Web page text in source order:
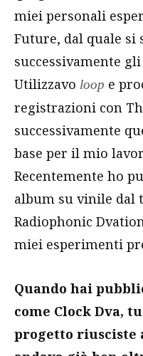
miei personali
Future, dal quale si
successivamente gli
Utilizzavo loop e
registrazioni con
successivamente
base per il mio
Recentemente ho
album su vinile dal
Radiophonic
miei esperimenti
Quando hai
come Clock Dva,
progetto riusciste